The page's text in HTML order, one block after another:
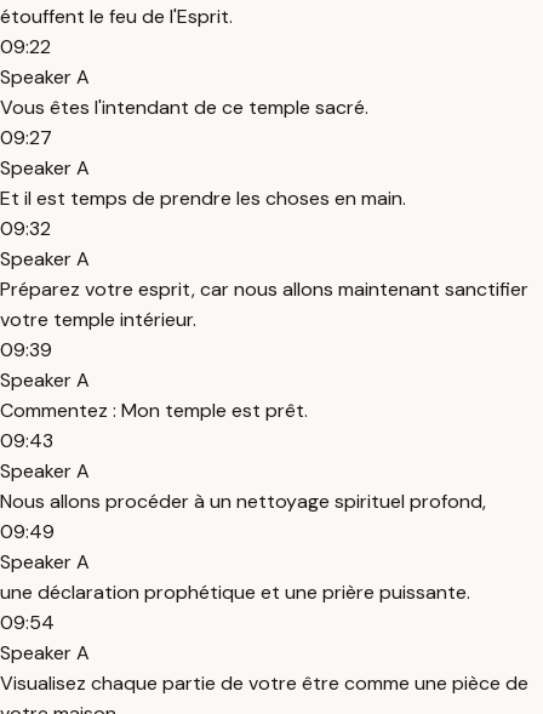
étouffent le feu de l'Esprit.
09:22
Speaker A
Vous êtes l'intendant de ce temple sacré.
09:27
Speaker A
Et il est temps de prendre les choses en main.
09:32
Speaker A
Préparez votre esprit, car nous allons maintenant sanctifier
votre temple intérieur.
09:39
Speaker A
Commentez : Mon temple est prêt.
09:43
Speaker A
Nous allons procéder à un nettoyage spirituel profond,
09:49
Speaker A
une déclaration prophétique et une prière puissante.
09:54
Speaker A
Visualisez chaque partie de votre être comme une pièce de